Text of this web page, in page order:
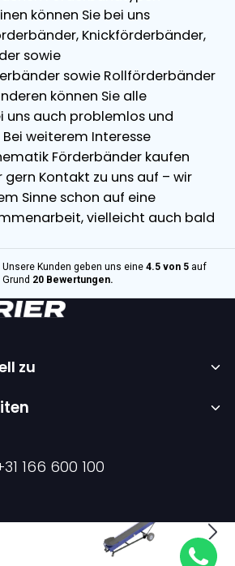
können Sie bei uns
Knickförderbänder,
sowie
sowie Rollförderbänder
können Sie alle
uns auch problemlos und
weiterem Interesse
Förderbänder kaufen
gern Kontakt zu uns auf – wir
Sinne schon auf eine
vielleicht auch bald
Unsere Kunden geben uns eine 4.5 von 5 auf
Grund 20 Bewertungen.
zu
166 600 100